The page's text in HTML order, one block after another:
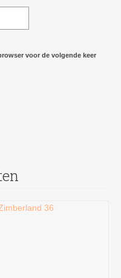
voor de volgende keer